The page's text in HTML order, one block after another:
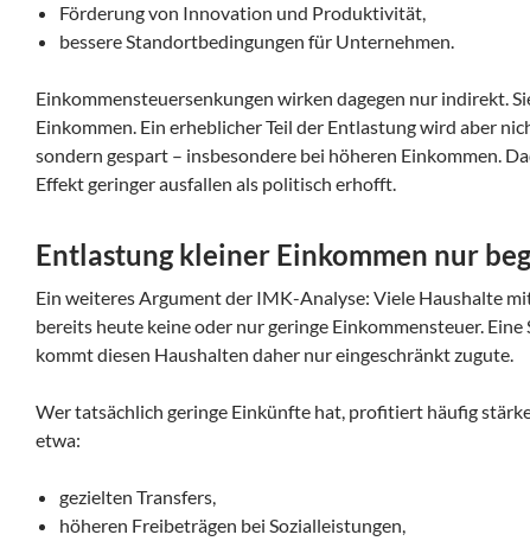
Förderung von Innovation und Produktivität,
bessere Standortbedingungen für Unternehmen.
Einkommensteuersenkungen wirken dagegen nur indirekt.
Einkommen. Ein erheblicher Teil der Entlastung wird aber
sondern gespart – insbesondere bei höheren Einkommen.
Effekt geringer ausfallen als politisch erhofft.
Entlastung kleiner Einkommen nur
Ein weiteres Argument der IMK-Analyse: Viele Haushalte
bereits heute keine oder nur geringe Einkommensteuer.
kommt diesen Haushalten daher nur eingeschränkt zugute.
Wer tatsächlich geringe Einkünfte hat, profitiert häufig
etwa:
gezielten Transfers,
höheren Freibeträgen bei Sozialleistungen,